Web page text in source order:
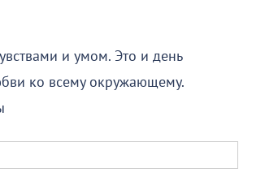
и умом. Это и день
ко всему окружающему.